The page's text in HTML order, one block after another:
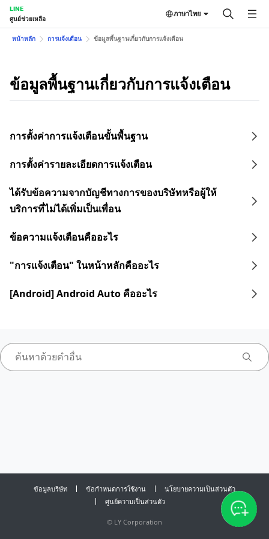
LINE
ศูนย์ช่วยเหลือ
ภาษาไทย
หน้าหลัก การแจ้งเตือน ข้อมูลพื้นฐานเกี่ยวกับการแจ้งเตือน
ข้อมูลพื้นฐานเกี่ยวกับการแจ้งเตือน
การตั้งค่าการแจ้งเตือนขั้นพื้นฐาน
การตั้งค่ารายละเอียดการแจ้งเตือน
ได้รับข้อความจากบัญชีทางการของบริษัทหรือผู้ให้
บริการที่ไม่ได้เพิ่มเป็นเพื่อน
ข้อความแจ้งเตือนคืออะไร
"การแจ้งเตือน" ในหน้าหลักคืออะไร
[Android] Android Auto คืออะไร
ข้อมูลบริษัท ข้อกำหนดการใช้งาน
นโยบายความเป็นส่วนตัว
ศูนย์ความเป็นส่วนตัว
© LY Corporation